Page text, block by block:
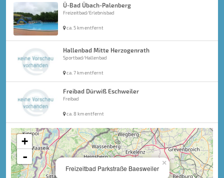
Ü-Bad Übach-Palenberg
Freizeitbad/Erlebnisbad
ca. 5 km entfernt
Hallenbad Mitte Herzogenrath
Sportbad/Hallenbad
ca. 7 km entfernt
Freibad Dürwiß Eschweiler
Freibad
ca. 8 km entfernt
×
Freizeitbad Parkstraße Baesweiler
+
-